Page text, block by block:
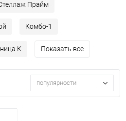
Прайм
Комбо-1
К Показать все
популярности